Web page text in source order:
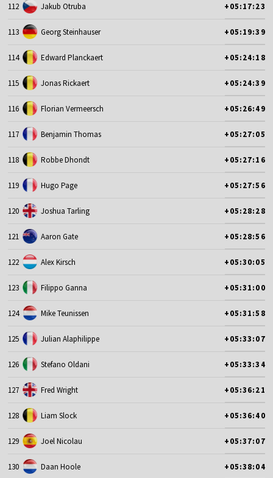
112 Jakub Otruba +05:17:23
113 Georg Steinhauser +05:19:39
114 Edward Planckaert +05:24:18
115 Jonas Rickaert +05:24:39
116 Florian Vermeersch +05:26:49
117 Benjamin Thomas +05:27:05
118 Robbe Dhondt +05:27:16
119 Hugo Page +05:27:56
120 Joshua Tarling +05:28:28
121 Aaron Gate +05:28:56
122 Alex Kirsch +05:30:05
123 Filippo Ganna +05:31:00
124 Mike Teunissen +05:31:58
125 Julian Alaphilippe +05:33:07
126 Stefano Oldani +05:33:34
127 Fred Wright +05:36:21
128 Liam Slock +05:36:40
129 Joel Nicolau +05:37:07
130 Daan Hoole +05:38:04